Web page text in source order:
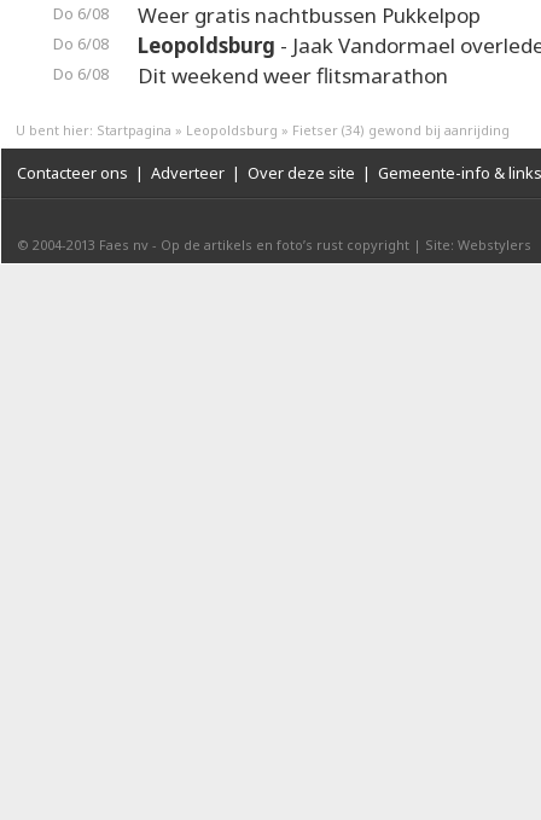
Do 6/08 Weer gratis nachtbussen Pukkelpop
Do 6/08 Leopoldsburg - Jaak Vandormael
Do 6/08 Dit weekend weer flitsmarathon
U bent hier: Startpagina » Leopoldsburg » Fietser (34) gewond bij aanrijding
Contacteer ons | Adverteer | Over deze site | Gemeente-info & links
© 2004-2013 Faes nv - Op de artikels en foto’s rust copyright | Site: Webstylers